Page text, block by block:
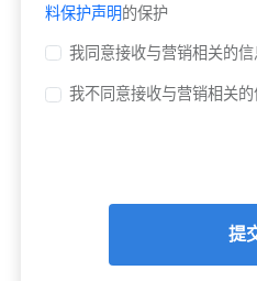
料保护声明的保护
我同意接收与营销相关的信
我不同意接收与营销相关的
提